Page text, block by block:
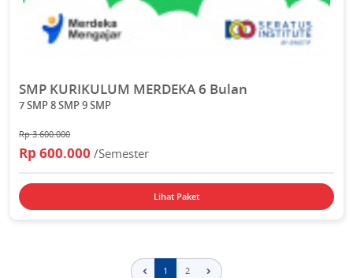
SMP KURIKULUM MERDEKA 6 Bulan
7 SMP 8 SMP 9 SMP
Rp 3.600.000
Rp 600.000/Semester
Lihat Paket
1 2